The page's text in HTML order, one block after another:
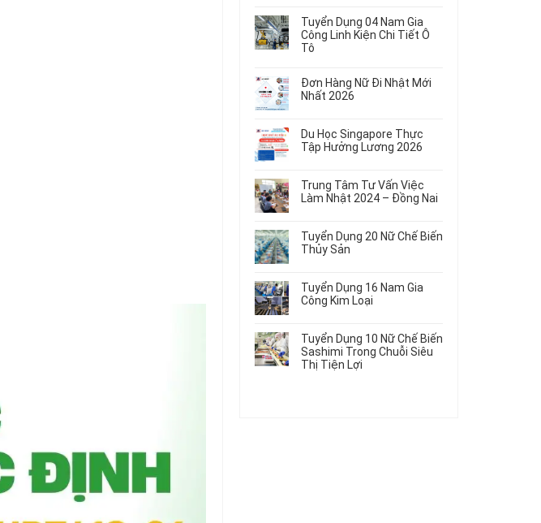
Biến
Món
Ăn
Rau
Củ
Dụng
5
Nữ
May
Áo
Trẻ
Áo
Thun
có
bình
luận
ở
Dụng
12
Tạo
Đầu
Điện
Dùng
Tô
Máy
Tuyển Dụng 04 Nam Gia
Công Linh Kiện Chi Tiết Ô
Tô
có
bình
luận
Tuyển
Dụng
04
Gia
Công
Chi
Tiết
Đơn Hàng Nữ Đi Nhật Mới
Nhất 2026
có
bình
luận
Đơn
Hàng
Nữ
Nhật
Mới
Nhất
Du Học Singapore Thực
Tập Hưởng Lương 2026
có
bình
luận
Du
Học
Singapore
Tập
Hưởng
Lương
Trung Tâm Tư Vấn Việc
Làm Nhật 2024 – Đồng Nai
có
bình
luận
Trung
Tâm
Tư
Việc
Làm
Nhật
2024
Tuyển Dụng 20 Nữ Chế Biến
Thủy Sản
có
bình
luận
Tuyển
Dụng
20
Nữ
Tuyển Dụng 16 Nam Gia
Công Kim Loại
có
bình
luận
ở
Tuyển Dụng 10 Nữ Chế Biến
Sashimi Trong Chuỗi Siêu
Thị Tiện Lợi